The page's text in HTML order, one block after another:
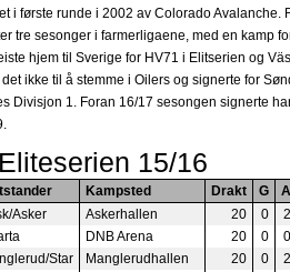
i første runde i 2002 av Colorado
tre sesonger i farmerligaene, med en kamp
hjem til Sverige for HV71 i Elitserien og
ikke til å stemme i Oilers og signerte for
Divisjon 1. Foran 16/17 sesongen signerte
15/16
Kampsted Drakt G
A
Asker Askerhallen 20 0
2
DNB Arena 20 0
0
Star Manglerudhallen 20 0
2